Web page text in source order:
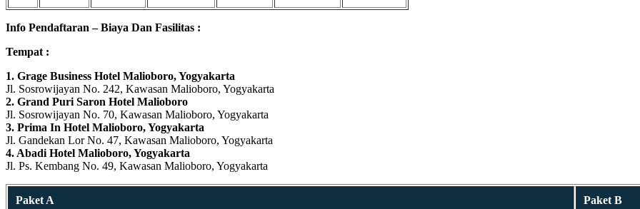
Info Pendaftaran – Biaya Dan Fasilitas :
Tempat :
1. Grage Business Hotel Malioboro, Yogyakarta
Jl. Sosrowijayan No. 242, Kawasan Malioboro, Yogyakarta
2. Grand Puri Saron Hotel Malioboro
Jl. Sosrowijayan No. 70, Kawasan Malioboro, Yogyakarta
3. Prima In Hotel Malioboro, Yogyakarta
Jl. Gandekan Lor No. 47, Kawasan Malioboro, Yogyakarta
4. Abadi Hotel Malioboro, Yogyakarta
Jl. Ps. Kembang No. 49, Kawasan Malioboro, Yogyakarta
Paket A Paket B